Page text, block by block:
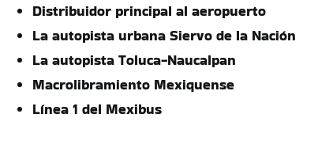
Distribuidor principal al aeropuerto
La autopista urbana Siervo de la Nación
La autopista Toluca-Naucalpan
Macrolibramiento Mexiquense
Línea 1 del Mexibus